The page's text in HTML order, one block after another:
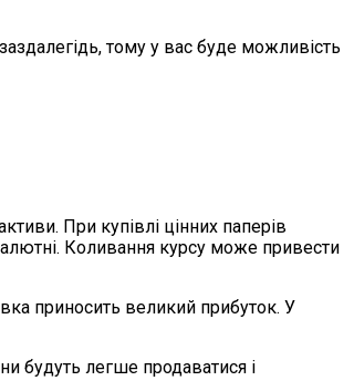
тому у вас буде можливість
При купівлі цінних паперів
Коливання курсу може привести
приносить великий прибуток. У
будуть легше продаватися і